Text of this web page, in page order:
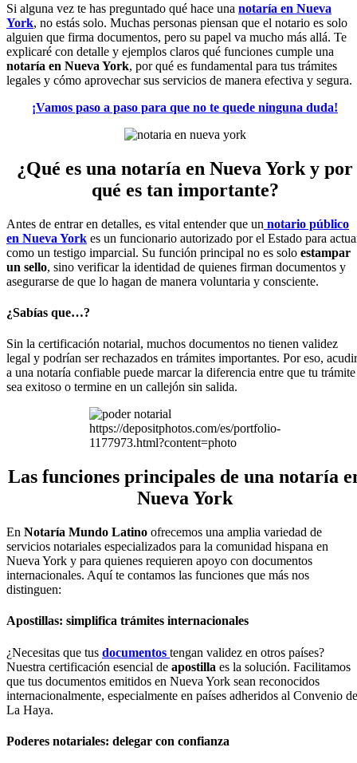
Si alguna vez te has preguntado qué hace una notaría en Nueva
York, no estás solo. Muchas personas piensan que el notario es solo
alguien que firma documentos, pero su papel va mucho más allá. Te
explicaré con detalle y ejemplos claros qué funciones cumple una
notaría en Nueva York, por qué es fundamental para tus trámites
legales y cómo aprovechar sus servicios de manera efectiva y segura.
¡Vamos paso a paso para que no te quede ninguna duda!
¿Qué es una notaría en Nueva York y por
qué es tan importante?
Antes de entrar en detalles, es vital entender que un notario público
en Nueva York es un funcionario autorizado por el Estado para
como un testigo imparcial. Su función principal no es solo estampar
un sello, sino verificar la identidad de quienes firman documentos y
asegurarse de que lo hagan de manera voluntaria y consciente.
¿Sabías que…?
Sin la certificación notarial, muchos documentos no tienen validez
legal y podrían ser rechazados en trámites importantes. Por eso, acudir
a una notaría confiable puede marcar la diferencia entre que tu trámite
sea exitoso o termine en un callejón sin salida.
https://depositphotos.com/es/portfolio-
1177973.html?content=photo
Las funciones principales de una notaría
Nueva York
En Notaría Mundo Latino ofrecemos una amplia variedad de
servicios notariales especializados para la comunidad hispana en
Nueva York y para quienes requieren apoyo con documentos
internacionales. Aquí te contamos las funciones que más nos
distinguen:
Apostillas: simplifica trámites internacionales
¿Necesitas que tus documentos tengan validez en otros países?
Nuestra certificación esencial de apostilla es la solución. Facilitamos
que tus documentos emitidos en Nueva York sean reconocidos
internacionalmente, especialmente en países adheridos al Convenio de
La Haya.
Poderes notariales: delegar con confianza